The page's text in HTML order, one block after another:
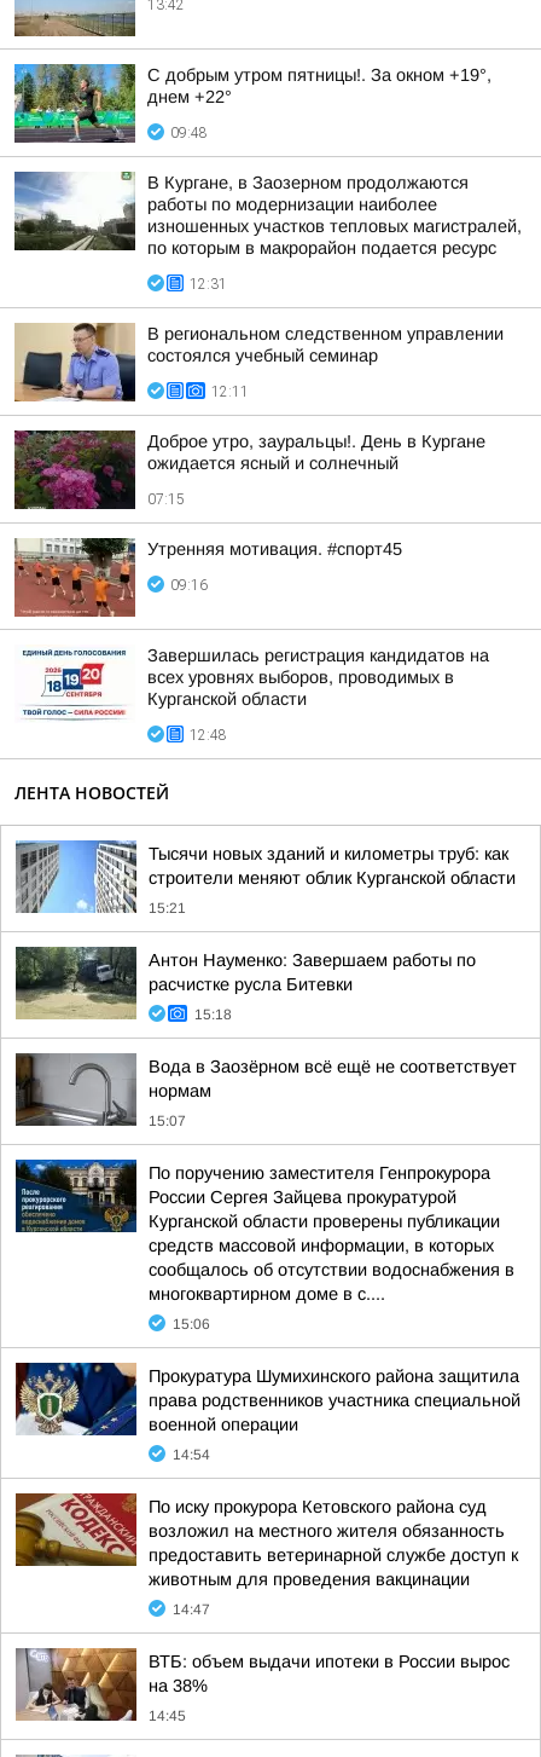
13:42
С добрым утром пятницы!. За окном +19°,
днем +22°
09:48
В Кургане, в Заозерном продолжаются
работы по модернизации наиболее
изношенных участков тепловых магистралей,
по которым в макрорайон подается ресурс
12:31
В региональном следственном управлении
состоялся учебный семинар
12:11
Доброе утро, зауральцы!. День в Кургане
ожидается ясный и солнечный
07:15
Утренняя мотивация. #спорт45
09:16
Завершилась регистрация кандидатов на
всех уровнях выборов, проводимых в
Курганской области
12:48
ЛЕНТА НОВОСТЕЙ
Тысячи новых зданий и километры труб: как
строители меняют облик Курганской области
15:21
Антон Науменко: Завершаем работы по
расчистке русла Битевки
15:18
Вода в Заозёрном всё ещё не соответствует
нормам
15:07
По поручению заместителя Генпрокурора
России Сергея Зайцева прокуратурой
Курганской области проверены публикации
средств массовой информации, в которых
сообщалось об отсутствии водоснабжения в
многоквартирном доме в с....
15:06
Прокуратура Шумихинского района защитила
права родственников участника специальной
военной операции
14:54
По иску прокурора Кетовского района суд
возложил на местного жителя обязанность
предоставить ветеринарной службе доступ к
животным для проведения вакцинации
14:47
ВТБ: объем выдачи ипотеки в России вырос
на 38%
14:45